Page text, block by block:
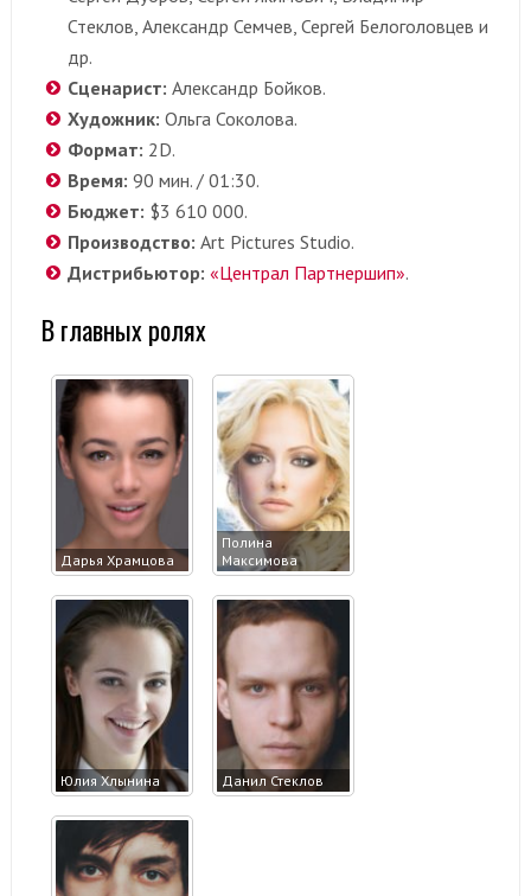
Стеклов, Александр Семчев, Сергей Белоголовцев и
др.
Сценарист: Александр Бойков.
Художник: Ольга Соколова.
Формат: 2D.
Время: 90 мин. / 01:30.
Бюджет: $3 610 000.
Производство: Art Pictures Studio.
Дистрибьютор: «Централ Партнершип».
В главных ролях
Дарья Храмцова
Полина
Максимова
Юлия Хлынина Данил Стеклов